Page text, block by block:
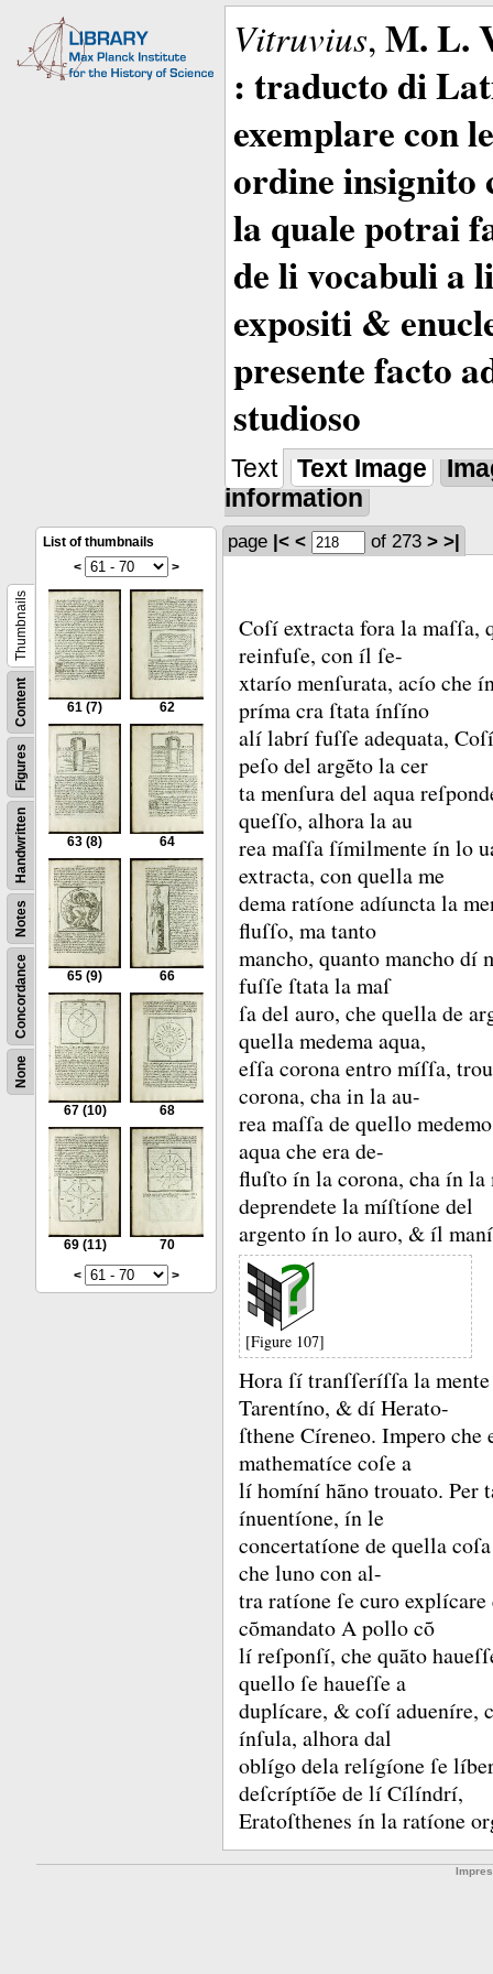
Vitruvius, M. L.
: traducto di
exemplare con
ordine insignito
la quale potrai
de li vocabuli a
expositi &
presente facto
studioso
Text Text Image
information
None
Concordance
Notes
Handwritten
Figures
Content
Thumbnails
List of thumbnails
<
>
61 (7) 62
63 (8) 64
65 (9) 66
67 (10) 68
69 (11)
70
<
>
page |< < of 273 > >|
Coſí extracta fora la
reinfuſe, con íl ſe-
xtarío menſurata, acío che
príma cra ſtata ínſíno
alí labrí fuſſe adequata,
peſo del argẽto la cer
ta menſura del aqua
queſſo, alhora la au
rea maſſa ſímilmente ín lo
extracta, con quella me
dema ratíone adíuncta la
fluſſo, ma tanto
mancho, quanto mancho dí
fuſſe ſtata la maſ
ſa del auro, che quella de
quella medema aqua,
eſſa corona entro míſſa,
corona, cha in la au-
rea maſſa de quello
aqua che era de-
fluſto ín la corona, cha ín la
deprendete la míſtíone del
argento ín lo auro, &íl
[Figure 107]
Hora ſí tranſſeríſſa la
Tarentíno, &dí Herato-
ſthene Círeneo. Impero che
mathematíce coſe a
lí homíní hãno trouato. Per
ínuentíone, ín le
concertatíone de quella
che luno con al-
tra ratíone ſe curo
cõmandato A pollo cõ
lí reſponſí, che quãto
quello ſe haueſſe a
duplícare, &coſí adueníre,
ínſula, alhora dal
oblígo dela relígíone ſe
deſcríptíõe de lí Cílíndrí,
Eratoſthenes ín la ratíone